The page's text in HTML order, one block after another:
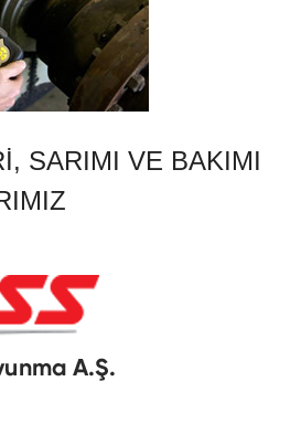
SARIMI VE BAKIMI